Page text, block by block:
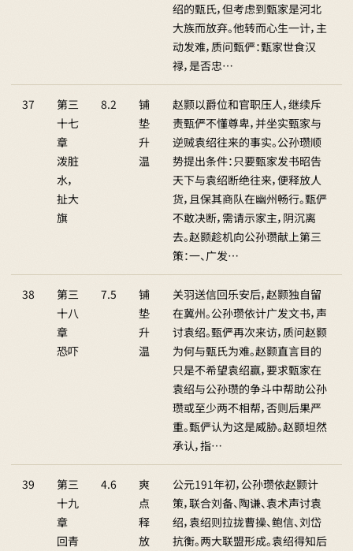
绍的甄氏，但考虑到甄家是河北
大族而放弃。他转而心生一计，主
动发难，质问甄俨：甄家世食汉
禄，是否忠…
37
第三
十七
章
泼脏
水，
扯大
旗
8.2
铺
垫
升
温
赵颢以爵位和官职压人，继续斥
责甄俨不懂尊卑，并坐实甄家与
逆贼袁绍往来的事实。公孙瓒顺
势提出条件：只要甄家发书昭告
天下与袁绍断绝往来，便释放人
货，且保其商队在幽州畅行。甄俨
不敢决断，需请示家主，阴沉离
去。赵颢趁机向公孙瓒献上第三
策：一、广发…
38
第三
十八
章
恐吓
7.5
铺
垫
升
温
关羽送信回乐安后，赵颢独自留
在冀州。公孙瓒依计广发文书，声
讨袁绍。甄俨再次来访，质问赵颢
为何与甄氏为难。赵颢直言目的
只是不希望袁绍赢，要求甄家在
袁绍与公孙瓒的争斗中帮助公孙
瓒或至少两不相帮，否则后果严
重。甄俨认为这是威胁。赵颢坦然
承认，指…
39
第三
十九
章
回青
4.6
爽
点
释
放
公元191年初，公孙瓒依赵颢计
策，联合刘备、陶谦、袁术声讨袁
绍，袁绍则拉拢曹操、鲍信、刘岱
抗衡。两大联盟形成。袁绍得知后